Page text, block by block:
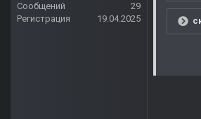
Сообщений
29
Регистрация
19.04.2025